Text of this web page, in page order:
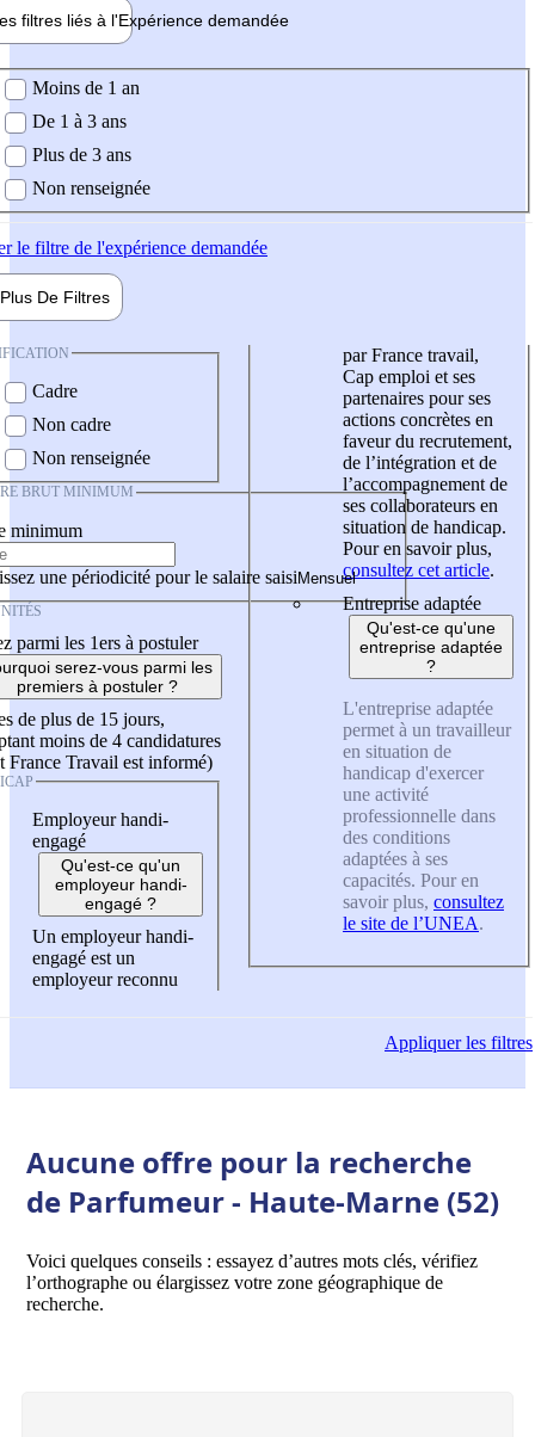
filtres liés à l'Expérience demandée
demandée
Moins de 1 an
De 1 à 3 ans
Plus de 3 ans
Non renseignée
le filtre de l'expérience demandée
Plus De Filtres
Cadre
Non cadre
Non renseignée
BRUT MINIMUM
minimum
une périodicité pour le salaire saisi
parmi les 1ers à postuler
serez-vous parmi les
premiers à postuler ?
de plus de 15 jours,
moins de 4 candidatures
France Travail est informé)
Employeur handi-
engagé
Qu'est-ce qu'un
employeur handi-
engagé ?
Un employeur handi-
engagé est un
employeur reconnu
par France travail,
Cap emploi et ses
partenaires pour ses
actions concrètes en
faveur du recrutement,
de l’intégration et de
l’accompagnement de
ses collaborateurs en
situation de handicap.
Pour en savoir plus,
consultez cet article.
Entreprise adaptée
Qu'est-ce qu'une
entreprise adaptée
?
L'entreprise adaptée
permet à un travailleur
en situation de
handicap d'exercer
une activité
professionnelle dans
des conditions
adaptées à ses
capacités. Pour en
savoir plus, consultez
le site de l’UNEA.
Appliquerles filtres
Aucune offre pour la recherche
de Parfumeur - Haute-Marne (52)
Voici quelques conseils : essayez d’autres mots clés, vérifiez
l’orthographe ou élargissez votre zone géographique de
recherche.